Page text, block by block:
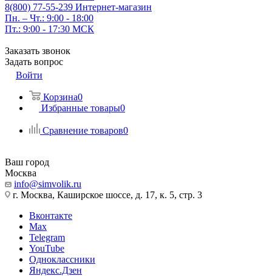
8(800) 77-55-239 Интернет-магазин
Пн. – Чт.: 9:00 - 18:00
Пт.: 9:00 - 17:30 МСК
Заказать звонок
Задать вопрос
Войти
Корзина0
Избранные товары0
Сравнение товаров0
Ваш город
Москва
info@simvolik.ru
г. Москва, Каширское шоссе, д. 17, к. 5, стр. 3
Вконтакте
Max
Telegram
YouTube
Одноклассники
Яндекс.Дзен